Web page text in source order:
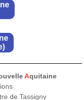
Aquitaine
de Tassigny